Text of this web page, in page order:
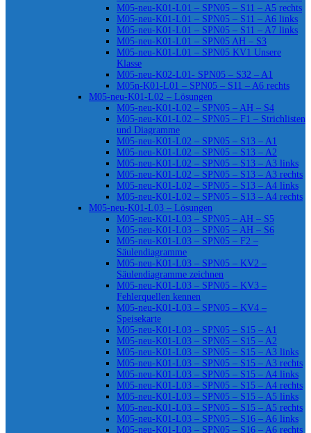
M05-neu-K01-L01 – SPN05 – S11 – A5 rechts
M05-neu-K01-L01 – SPN05 – S11 – A6 links
M05-neu-K01-L01 – SPN05 – S11 – A7 links
M05-neu-K01-L01 – SPN05 AH – S3
M05-neu-K01-L01 – SPN05 KV1 Unsere
Klasse
M05-neu-K02-L01- SPN05 – S32 – A1
M05n-K01-L01 – SPN05 – S11 – A6 rechts
M05-neu-K01-L02 – Lösungen
M05-neu-K01-L02 – SPN05 – AH – S4
M05-neu-K01-L02 – SPN05 – F1 – Strichlisten
und Diagramme
M05-neu-K01-L02 – SPN05 – S13 – A1
M05-neu-K01-L02 – SPN05 – S13 – A2
M05-neu-K01-L02 – SPN05 – S13 – A3 links
M05-neu-K01-L02 – SPN05 – S13 – A3 rechts
M05-neu-K01-L02 – SPN05 – S13 – A4 links
M05-neu-K01-L02 – SPN05 – S13 – A4 rechts
M05-neu-K01-L03 – Lösungen
M05-neu-K01-L03 – SPN05 – AH – S5
M05-neu-K01-L03 – SPN05 – AH – S6
M05-neu-K01-L03 – SPN05 – F2 –
Säulendiagramme
M05-neu-K01-L03 – SPN05 – KV2 –
Säulendiagramme zeichnen
M05-neu-K01-L03 – SPN05 – KV3 –
Fehlerquellen kennen
M05-neu-K01-L03 – SPN05 – KV4 –
Speisekarte
M05-neu-K01-L03 – SPN05 – S15 – A1
M05-neu-K01-L03 – SPN05 – S15 – A2
M05-neu-K01-L03 – SPN05 – S15 – A3 links
M05-neu-K01-L03 – SPN05 – S15 – A3 rechts
M05-neu-K01-L03 – SPN05 – S15 – A4 links
M05-neu-K01-L03 – SPN05 – S15 – A4 rechts
M05-neu-K01-L03 – SPN05 – S15 – A5 links
M05-neu-K01-L03 – SPN05 – S15 – A5 rechts
M05-neu-K01-L03 – SPN05 – S16 – A6 links
M05-neu-K01-L03 – SPN05 – S16 – A6 rechts